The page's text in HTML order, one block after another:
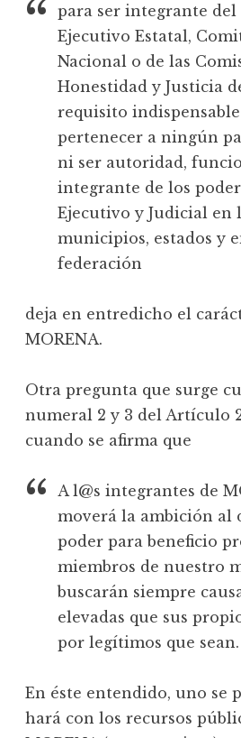
para ser integrante del
Ejecutivo Estatal,
Nacional o de las
Honestidad y Justicia
requisito
pertenecer a ningún
ni ser autoridad,
integrante de los
Ejecutivo y Judicial en
municipios, estados y
federación
deja en entredicho el
MORENA.
Otra pregunta que surge
numeral 2 y 3 del Artículo
cuando se afirma que
A l@s integrantes de
moverá la ambición al
poder para beneficio
miembros de nuestro
buscarán siempre
elevadas que sus
por legítimos que sean.
En éste entendido, uno se
hará con los recursos